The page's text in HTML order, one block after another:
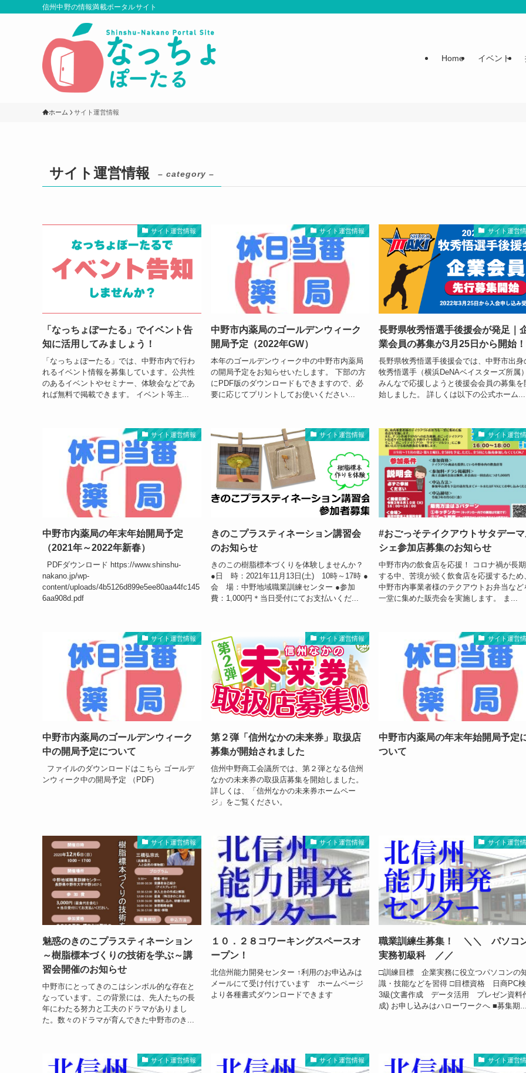
信州中野の情報満載ポータルサイト
Home イベント
ホーム サイト運営情報
サイト運営情報 – category –
サイト運営情報
「なっちょぽーたる」でイベント告
知に活用してみましょう！
「なっちょぽーたる」では、中野市内で行わ
れるイベント情報を募集しています。公共性
のあるイベントやセミナー、体験会などであ
れば無料で掲載できます。 イベント等主...
サイト運営情報
中野市内薬局のゴールデンウィーク
開局予定（2022年GW）
本年のゴールデンウィーク中の中野市内薬局
の開局予定をお知らせいたします。 下部の方
にPDF版のダウンロードもできますので、必
要に応じてプリントしてお使いください...
サイト運営
長野県牧秀悟選手後援会が発足｜
業会員の募集が3月25日から開始！
長野県牧秀悟選手後援会では、中野市出身
牧秀悟選手（横浜DeNAベイスターズ所属
みんなで応援しようと後援会会員の募集を
始しました。 詳しくは以下の公式ホーム...
サイト運営情報
中野市内薬局の年末年始開局予定
（2021年～2022年新春）
PDFダウンロード https://www.shinshu-
nakano.jp/wp-
content/uploads/4b5126d899e5ee80aa44fc145
6aa908d.pdf
サイト運営情報
きのこプラスティネーション講習会
のお知らせ
きのこの樹脂標本づくりを体験しませんか？
●日 時：2021年11月13日(土) 10時～17時 ●
会 場：中野地域職業訓練センター ●参加
費：1,000円＊当日受付にてお支払いくだ...
サイト運営
#おごっそテイクアウトサタデー
シェ参加店募集のお知らせ
中野市内の飲食店を応援！ コロナ禍が長
する中、苦境が続く飲食店を応援するため
中野市内事業者様のテクアウトお弁当など
一堂に集めた販売会を実施します。 ま...
サイト運営情報
中野市内薬局のゴールデンウィーク
中の開局予定について
ファイルのダウンロードはこちら ゴールデ
ンウィーク中の開局予定 （PDF)
サイト運営情報
第２弾「信州なかの未来券」取扱店
募集が開始されました
信州中野商工会議所では、第２弾となる信州
なかの未来券の取扱店募集を開始しました。
詳しくは、「信州なかの未来券ホームペー
ジ」をご覧ください。
サイト運営
中野市内薬局の年末年始開局予定
ついて
サイト運営情報
魅惑のきのこプラスティネーション
～樹脂標本づくりの技術を学ぶ～講
習会開催のお知らせ
中野市にとってきのこはシンボル的な存在と
なっています。この背景には、先人たちの長
年にわたる努力と工夫のドラマがありまし
た。数々のドラマが育んできた中野市のき...
サイト運営情報
１０．２８コワーキングスペースオ
ープン！
北信州能力開発センター ↑利用のお申込みは
メールにて受け付けています ホームページ
より各種書式ダウンロードできます
サイト運営
職業訓練生募集！ ＼＼ パソコ
実務初級科 ／／
□訓練目標 企業実務に役立つパソコンの
識・技能などを習得 □目標資格 日商PC
3級(文書作成 データ活用 プレゼン資料
成) お申し込みはハローワークへ ■募集期
サイト運営情報 サイト運営情報 サイト運営